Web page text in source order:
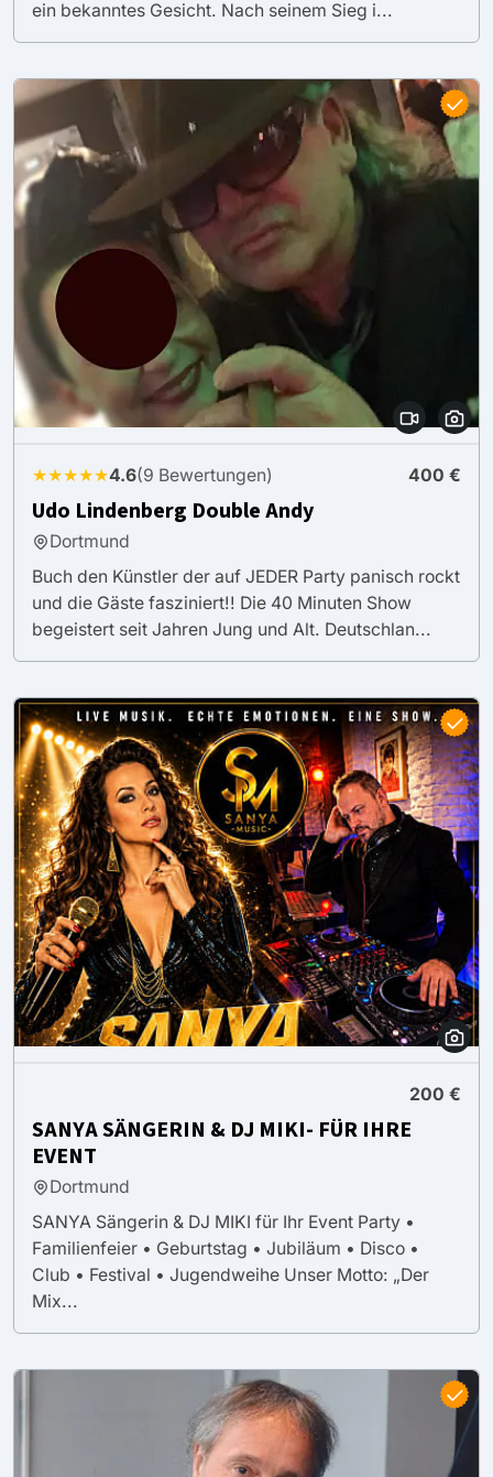
ein bekanntes Gesicht. Nach seinem Sieg i...
★★★★★4.6(9 Bewertungen) 400 €
Udo Lindenberg Double Andy
Dortmund
Buch den Künstler der auf JEDER Party panisch rockt
und die Gäste fasziniert!! Die 40 Minuten Show
begeistert seit Jahren Jung und Alt. Deutschlan...
200 €
SANYA SÄNGERIN & DJ MIKI- FÜR IHRE
EVENT
Dortmund
SANYA Sängerin & DJ MIKI für Ihr Event Party •
Familienfeier • Geburtstag • Jubiläum • Disco •
Club • Festival • Jugendweihe Unser Motto: „Der
Mix...